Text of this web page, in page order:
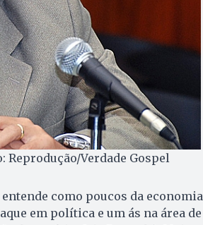
Verdade Gospel
como poucos da economia
em política e um ás na área de